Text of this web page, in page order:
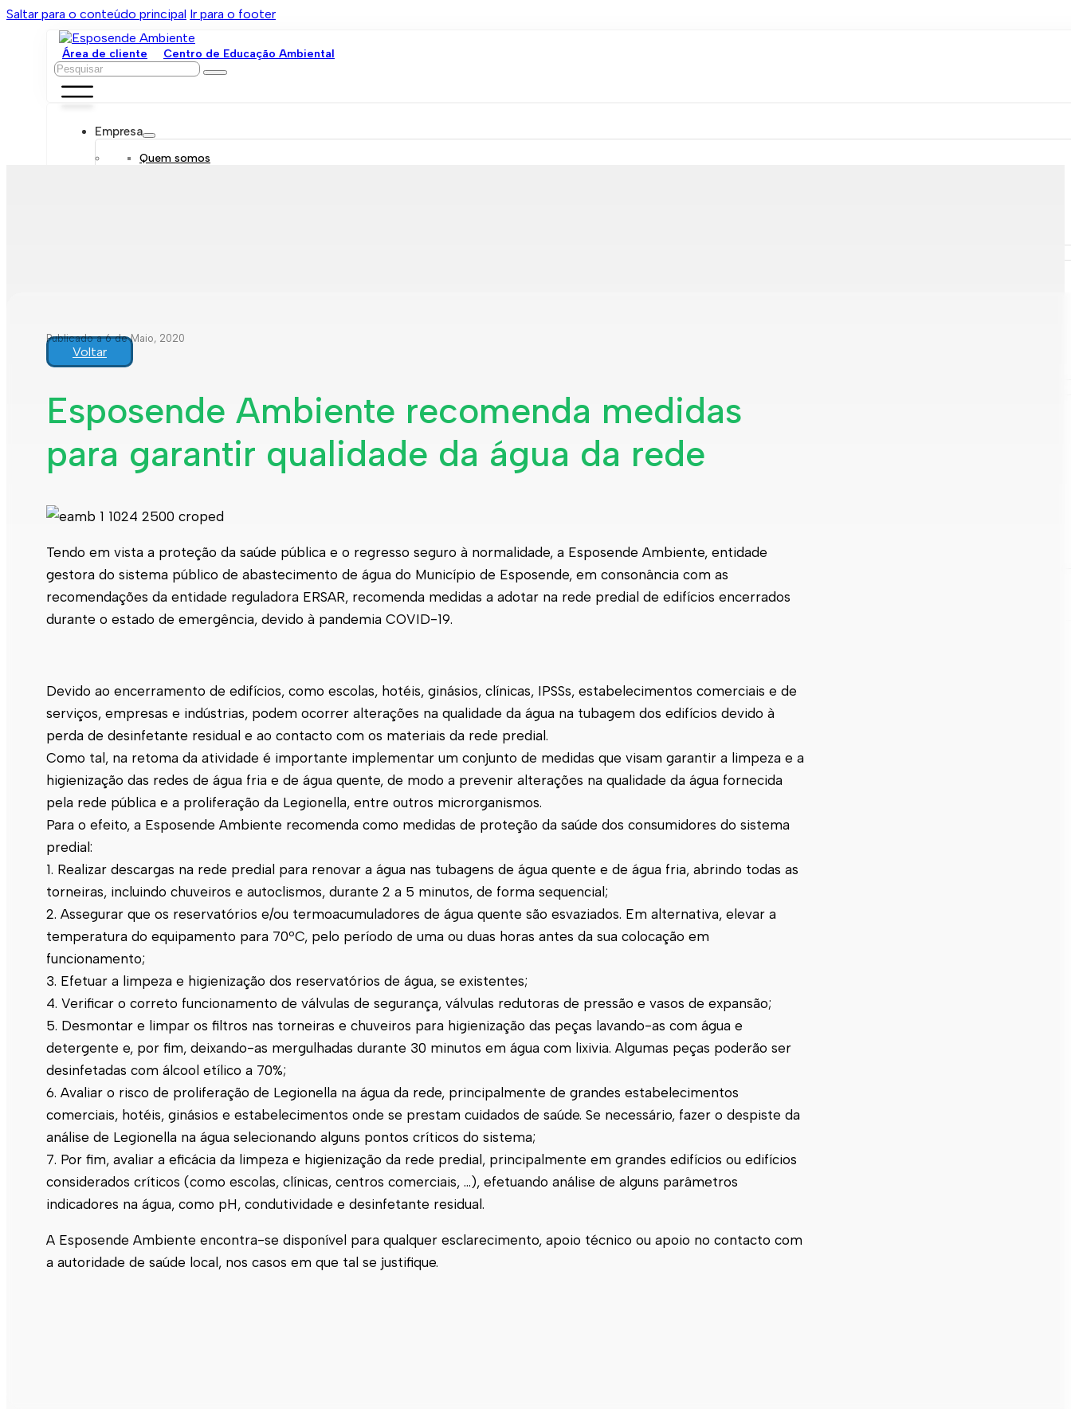
Saltar para o conteúdo principal Ir para o footer
Área de cliente Centro de Educação Ambiental
Pesquisar
Empresa
Quem somos
Recolha de resíduos
Comunicação de leituras
Rede de abastecimento de água
Rede de águas residuais
Rede de águas pluviais
Limpeza urbana
Gestão de resíduos
Empreitadas
Fontanários
Indicadores ERSAR
Qualidade da água
Contactos
Publicado a 6 de Maio, 2020
Voltar
Esposende Ambiente recomenda medidas
para garantir qualidade da água da rede
Tendo em vista a proteção da saúde pública e o regresso seguro à normalidade, a Esposende Ambiente, entidade
gestora do sistema público de abastecimento de água do Município de Esposende, em consonância com as
recomendações da entidade reguladora ERSAR, recomenda medidas a adotar na rede predial de edifícios encerrados
durante o estado de emergência, devido à pandemia COVID-19.
Devido ao encerramento de edifícios, como escolas, hotéis, ginásios, clínicas, IPSSs, estabelecimentos comerciais e de
serviços, empresas e indústrias, podem ocorrer alterações na qualidade da água na tubagem dos edifícios devido à
perda de desinfetante residual e ao contacto com os materiais da rede predial.
Como tal, na retoma da atividade é importante implementar um conjunto de medidas que visam garantir a limpeza e a
higienização das redes de água fria e de água quente, de modo a prevenir alterações na qualidade da água fornecida
pela rede pública e a proliferação da Legionella, entre outros microrganismos.
Para o efeito, a Esposende Ambiente recomenda como medidas de proteção da saúde dos consumidores do sistema
predial:
1. Realizar descargas na rede predial para renovar a água nas tubagens de água quente e de água fria, abrindo todas as
torneiras, incluindo chuveiros e autoclismos, durante 2 a 5 minutos, de forma sequencial;
2. Assegurar que os reservatórios e/ou termoacumuladores de água quente são esvaziados. Em alternativa, elevar a
temperatura do equipamento para 70ºC, pelo período de uma ou duas horas antes da sua colocação em
funcionamento;
3. Efetuar a limpeza e higienização dos reservatórios de água, se existentes;
4. Verificar o correto funcionamento de válvulas de segurança, válvulas redutoras de pressão e vasos de expansão;
5. Desmontar e limpar os filtros nas torneiras e chuveiros para higienização das peças lavando-as com água e
detergente e, por fim, deixando-as mergulhadas durante 30 minutos em água com lixivia. Algumas peças poderão ser
desinfetadas com álcool etílico a 70%;
6. Avaliar o risco de proliferação de Legionella na água da rede, principalmente de grandes estabelecimentos
comerciais, hotéis, ginásios e estabelecimentos onde se prestam cuidados de saúde. Se necessário, fazer o despiste da
análise de Legionella na água selecionando alguns pontos críticos do sistema;
7. Por fim, avaliar a eficácia da limpeza e higienização da rede predial, principalmente em grandes edifícios ou edifícios
considerados críticos (como escolas, clínicas, centros comerciais, …), efetuando análise de alguns parâmetros
indicadores na água, como pH, condutividade e desinfetante residual.
A Esposende Ambiente encontra-se disponível para qualquer esclarecimento, apoio técnico ou apoio no contacto com
a autoridade de saúde local, nos casos em que tal se justifique.